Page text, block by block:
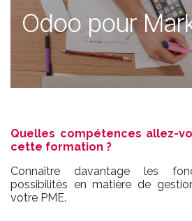
Odoo pour
Quelles compétences allez-
cette formation ?
Connaître davantage les
possibilités en matière de
votre PME.